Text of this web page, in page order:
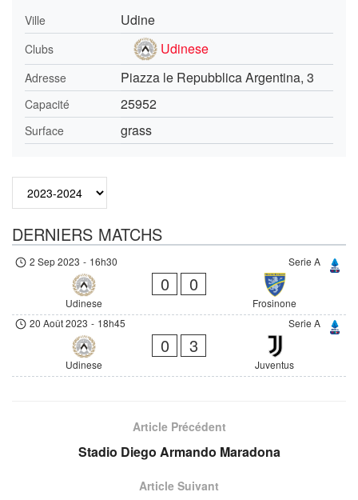
Ville Udine
Clubs Udinese
Adresse Piazza le Repubblica Argentina, 3
Capacité 25952
Surface grass
DERNIERS MATCHS
Serie A
2 Sep 2023 - 16h30
Udinese
0 0
Frosinone
Serie A
20 Août 2023 - 18h45
Udinese
0 3
Juventus
Article Précédent
Stadio Diego Armando Maradona
Article Suivant